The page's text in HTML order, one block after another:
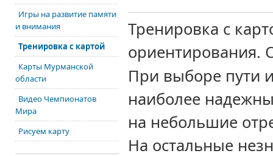
Тренировка с
ориентирования.
При выборе пути
наиболее
на небольшие
На остальные
Игры на развитие памяти
и внимания
Тренировка с картой
Карты Мурманской
области
Видео Чемпионатов
Мира
Рисуем карту